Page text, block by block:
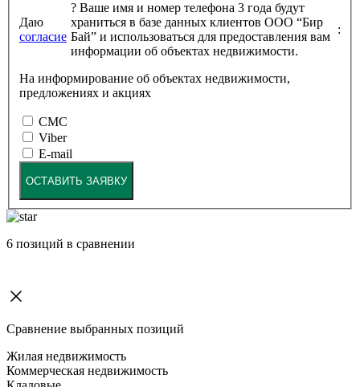
Даю
согласие
? Ваше имя и номер телефона 3 года будут
храниться в базе данных клиентов ООО “Бир
Бай” и использоваться для предоставления вам
информации об объектах недвижимости.
:
На информирование об объектах недвижимости,
предложениях и акциях
СМС
Viber
E-mail
ОСТАВИТЬ ЗАЯВКУ
6 позиций в сравнении
Сравнение выбранных позиций
Жилая недвижимость
Коммерческая недвижимость